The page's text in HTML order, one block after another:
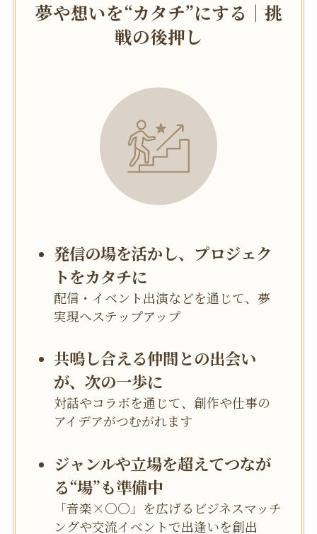
夢や想いを“カタチ”にする｜挑
戦の後押し
発信の場を活かし、プロジェク
トをカタチに
配信・イベント出演などを通じて、夢
実現へステップアップ
共鳴し合える仲間との出会い
が、次の一歩に
対話やコラボを通じて、創作や仕事の
アイデアがつむがれます
ジャンルや立場を超えてつなが
る“場”も準備中
「音楽×〇〇」を広げるビジネスマッチ
ングや交流イベントで出逢いを創出